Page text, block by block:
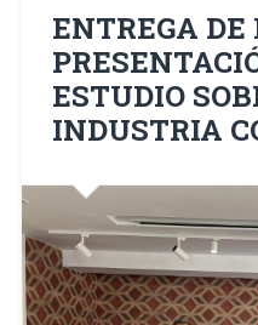
ENTREGA
ESTUDIO
INDUSTRIA